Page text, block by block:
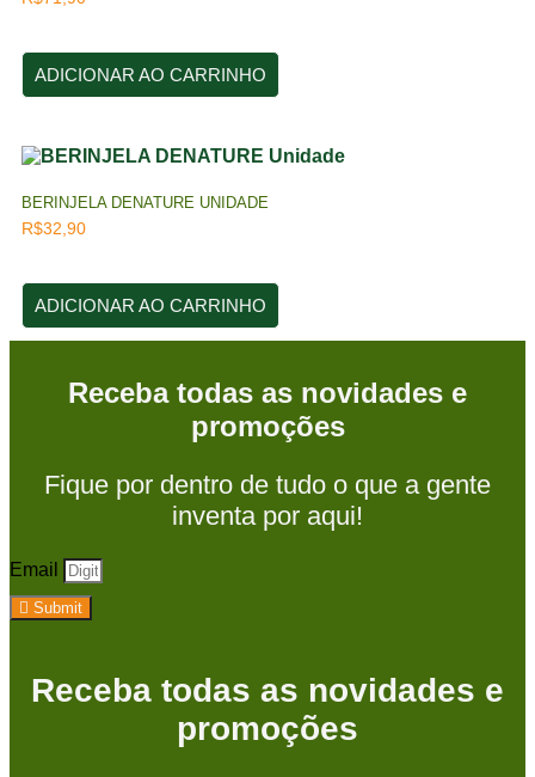
ADICIONAR AO CARRINHO
BERINJELA DENATURE UNIDADE
R$32,90
ADICIONAR AO CARRINHO
Receba todas as novidades e
promoções
Fique por dentro de tudo o que a gente
inventa por aqui!
Email
Submit
Receba todas as novidades e
promoções